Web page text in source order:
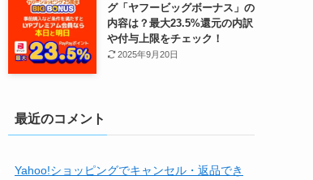
グ「ヤフービッグボーナス」の
内容は？最大23.5%還元の内訳
や付与上限をチェック！
2025年9月20日
最近のコメント
Yahoo!ショッピングでキャンセル・返品でき